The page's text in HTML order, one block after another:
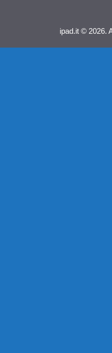
ipad.it © 2026.